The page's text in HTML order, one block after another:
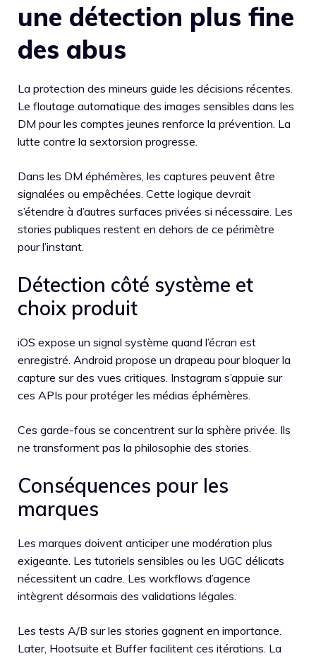
une détection plus fine
des abus
La protection des mineurs guide les décisions récentes.
Le floutage automatique des images sensibles dans les
DM pour les comptes jeunes renforce la prévention. La
lutte contre la sextorsion progresse.
Dans les DM éphémères, les captures peuvent être
signalées ou empêchées. Cette logique devrait
s’étendre à d’autres surfaces privées si nécessaire. Les
stories publiques restent en dehors de ce périmètre
pour l’instant.
Détection côté système et
choix produit
iOS expose un signal système quand l’écran est
enregistré. Android propose un drapeau pour bloquer la
capture sur des vues critiques. Instagram s’appuie sur
ces APIs pour protéger les médias éphémères.
Ces garde-fous se concentrent sur la sphère privée. Ils
ne transforment pas la philosophie des stories.
Conséquences pour les
marques
Les marques doivent anticiper une modération plus
exigeante. Les tutoriels sensibles ou les UGC délicats
nécessitent un cadre. Les workflows d’agence
intègrent désormais des validations légales.
Les tests A/B sur les stories gagnent en importance.
Later, Hootsuite et Buffer facilitent ces itérations. La